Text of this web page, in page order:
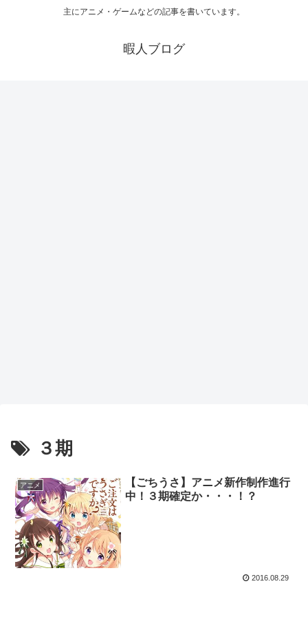
主にアニメ・ゲームなどの記事を書いています。
暇人ブログ
３期
アニメ
【ごちうさ】アニメ新作制作進行
中！３期確定か・・・！？
2016.08.29